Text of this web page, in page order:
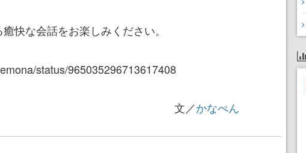
快な会話をお楽しみください。
status/965035296713617408
文／かなぺん